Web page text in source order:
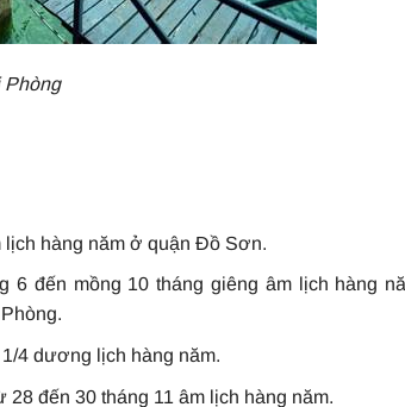
Phòng
hàng năm ở quận Đồ Sơn.
6 đến mồng 10 tháng giêng âm lịch hàng
4 dương lịch hàng năm.
đến 30 tháng 11 âm lịch hàng năm.